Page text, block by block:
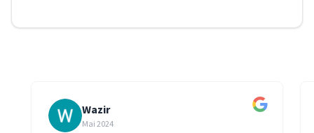
Wazir
Mai 2024